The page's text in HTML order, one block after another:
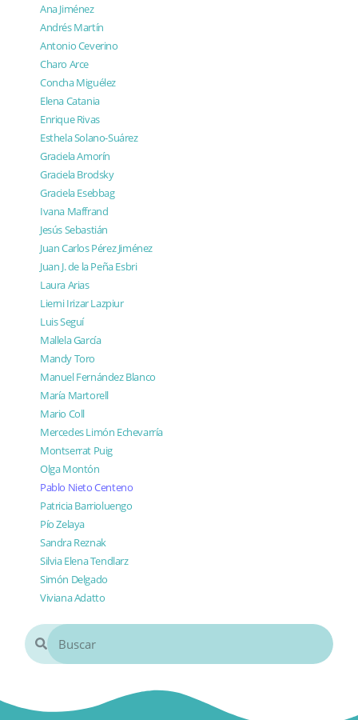
Ana Jiménez
Andrés Martín
Antonio Ceverino
Charo Arce
Concha Miguélez
Elena Catania
Enrique Rivas
Esthela Solano-Suárez
Graciela Amorín
Graciela Brodsky
Graciela Esebbag
Ivana Maffrand
Jesús Sebastián
Juan Carlos Pérez Jiménez
Juan J. de la Peña Esbri
Laura Arias
Lierni Irizar Lazpiur
Luis Seguí
Mallela García
Mandy Toro
Manuel Fernández Blanco
María Martorell
Mario Coll
Mercedes Limón Echevarría
Montserrat Puig
Olga Montón
Pablo Nieto Centeno
Patricia Barrioluengo
Pío Zelaya
Sandra Reznak
Silvia Elena Tendlarz
Simón Delgado
Viviana Adatto